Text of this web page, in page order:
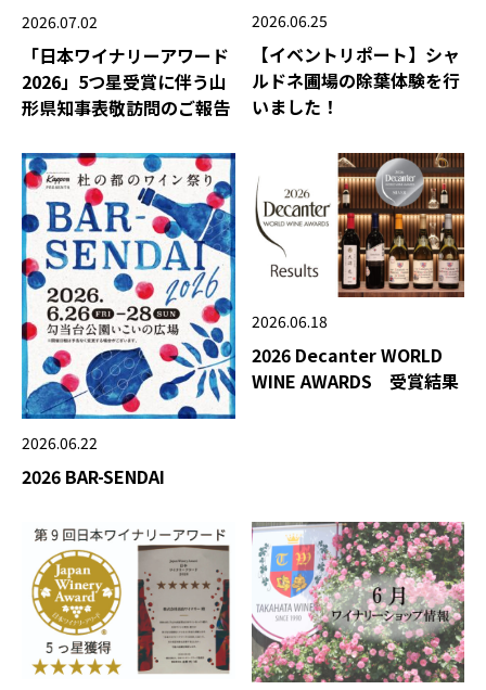
2026.07.02
「日本ワイナリーアワード
2026」5つ星受賞に伴う山
形県知事表敬訪問のご報告
2026.06.25
【イベントリポート】シャ
ルドネ圃場の除葉体験を行
いました！
2026.06.22
2026 BAR-SENDAI
2026.06.18
2026 Decanter WORLD
WINE AWARDS 受賞結果